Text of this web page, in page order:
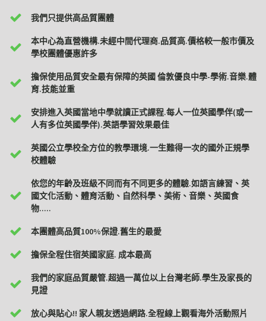
我們只提供高品質團體
本中心為直營機構.未經中間代理商.品質高.價格較一般市價及
學校團體優惠許多
擔保使用品質安全最有保障的英國 倫敦優良中學-學術.音樂.體
育.技能並重
安排進入英國當地中學就讀正式課程.每人一位英國學伴(或一
人有多位英國學伴).英語學習效果最佳
英國公立學校全方位的教學環境.一生難得一次的國外正規學
校體驗
依您的年齡及班級不同而有不同更多的體驗.如語言練習、英
國文化活動、體育活動、自然科學、美術、音樂、英國食
物.....
本團體高品質100%保證.舊生的最愛
擔保全程住宿英國家庭. 成本最高
我們的家庭品質嚴管.超過一萬位以上台灣老師.學生及家長的
見證
放心與貼心!! 家人親友透過網路.全程線上觀看海外活動照片